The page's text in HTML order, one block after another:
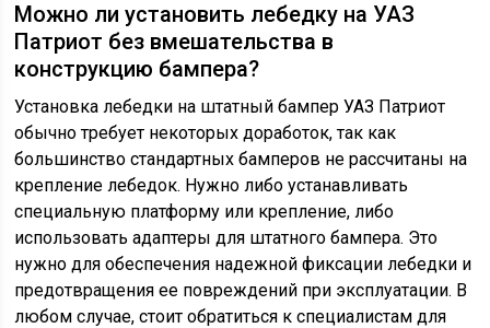
Можно ли установить лебедку на УАЗ
Патриот без вмешательства в
конструкцию бампера?
Установка лебедки на штатный бампер УАЗ Патриот
обычно требует некоторых доработок, так как
большинство стандартных бамперов не рассчитаны на
крепление лебедок. Нужно либо устанавливать
специальную платформу или крепление, либо
использовать адаптеры для штатного бампера. Это
нужно для обеспечения надежной фиксации лебедки и
предотвращения ее повреждений при эксплуатации. В
любом случае, стоит обратиться к специалистам для